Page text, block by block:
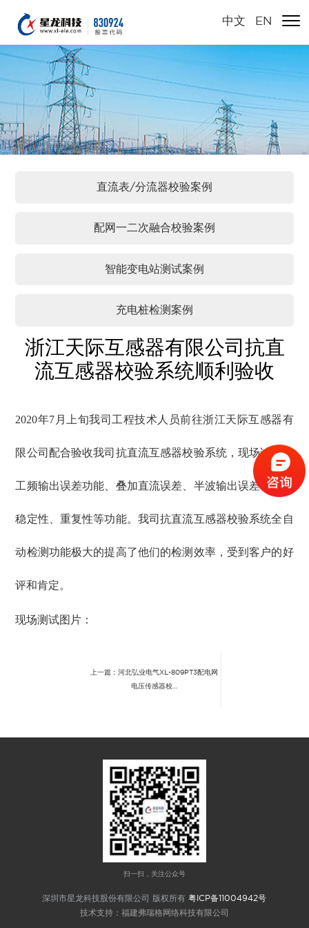
中文 EN
直流表/分流器校验案例
配网一二次融合校验案例
智能变电站测试案例
充电桩检测案例
浙江天际互感器有限公司抗直
流互感器校验系统顺利验收
2020年7月上旬我司工程技术人员前往浙江天际互感器有
限公司配合验收我司 抗直流互感器校验系统，现场试验了
工频输出误差功能、叠加直流误差、半波输出误差，误差
稳定性、重复性等功能。我司抗直流互感器校验系统全自
动检测功能极大的提高了他们的检测效率，受到客户的好
评和肯定。
现场测试图片：
上一篇：河北弘业电气XL-809PT3配电网
电压传感器校…
扫一扫，关注公众号
深圳市星龙科技股份有限公司 版权所有粤ICP备11004942号
技术支持：福建弗瑞格网络科技有限公司